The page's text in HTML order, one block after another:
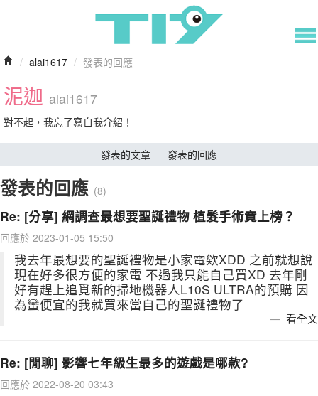
/ alai1617 / 發表的回應
泥迦 alai1617
對不起，我忘了寫自我介紹！
發表的文章 發表的回應
發表的回應 (8)
Re: [分享] 網調查最想要聖誕禮物 植髮手術竟上榜？
回應於 2023-01-05 15:50
我去年最想要的聖誕禮物是小家電欸XDD 之前就想說
現在好多很方便的家電 不過我只能自己買XD 去年剛
好有趕上追覓新的掃地機器人L10S ULTRA的預購 因
為蠻便宜的我就買來當自己的聖誕禮物了
看全文
Re: [閒聊] 影響七年級生最多的遊戲是哪款?
回應於 2022-08-20 03:43